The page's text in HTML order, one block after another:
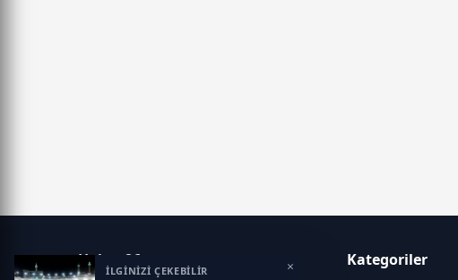
İLGİNİZİ ÇEKEBİLİR ×
Haber 26 Kategoriler